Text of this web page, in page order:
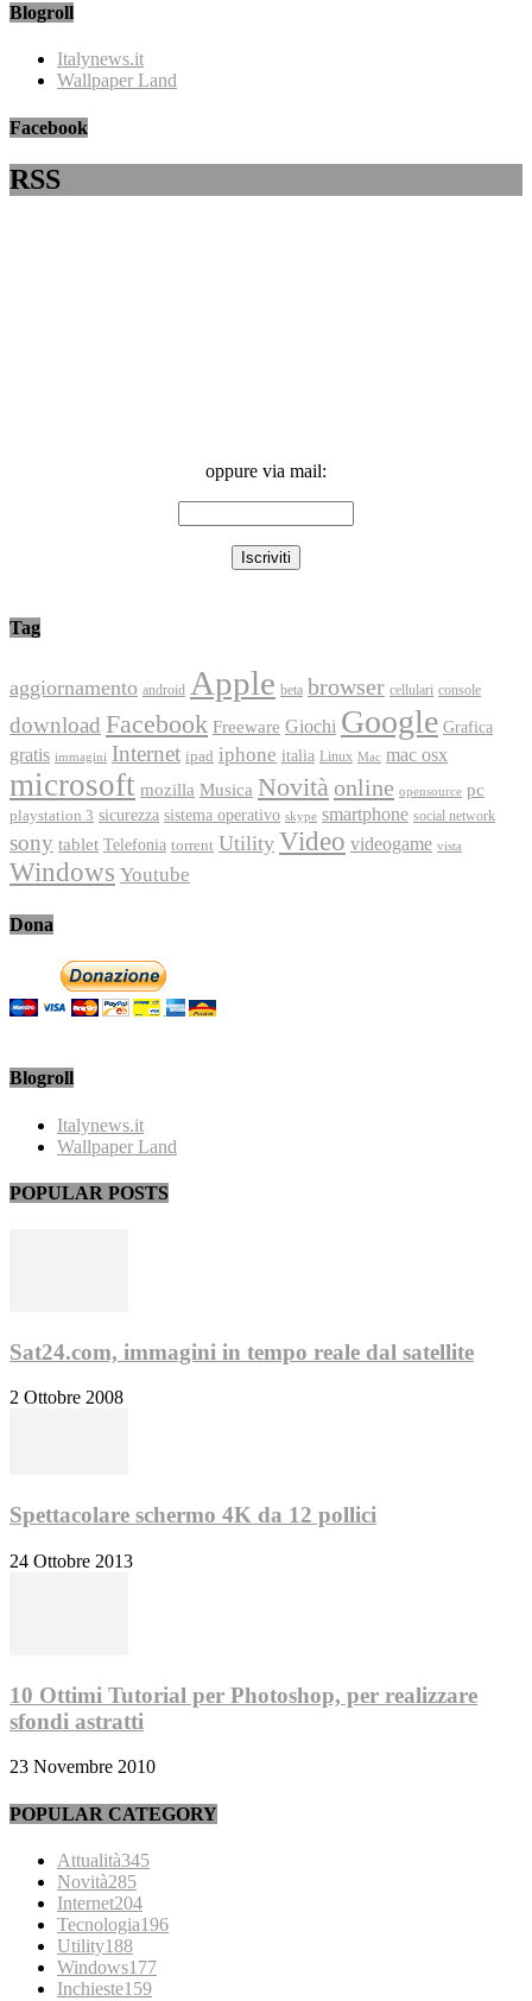
Blogroll
Italynews.it
Wallpaper Land
Facebook
RSS
oppure via mail:
Tag
aggiornamento android Apple beta browser cellulari console
download Facebook Freeware Giochi Google Grafica
gratis immagini Internet ipad iphone italia Linux Mac mac osx
microsoft mozilla Musica Novità online opensource pc
playstation 3 sicurezza sistema operativo skype smartphone social network
sony tablet Telefonia torrent Utility Video videogame vista
Windows Youtube
Dona
Blogroll
Italynews.it
Wallpaper Land
POPULAR POSTS
Sat24.com, immagini in tempo reale dal satellite
2 Ottobre 2008
Spettacolare schermo 4K da 12 pollici
24 Ottobre 2013
10 Ottimi Tutorial per Photoshop, per realizzare
sfondi astratti
23 Novembre 2010
POPULAR CATEGORY
Attualità345
Novità285
Internet204
Tecnologia196
Utility188
Windows177
Inchieste159